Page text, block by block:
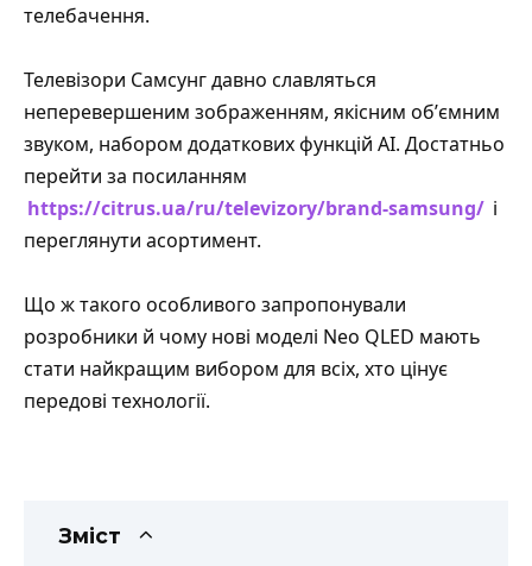
телебачення.
Телевізори Самсунг давно славляться
неперевершеним зображенням, якісним обʼємним
звуком, набором додаткових функцій АІ. Достатньо
перейти за посиланням
https://citrus.ua/ru/televizory/brand-samsung/ і
переглянути асортимент.
Що ж такого особливого запропонували
розробники й чому нові моделі Neo QLED мають
стати найкращим вибором для всіх, хто цінує
передові технології.
Зміст